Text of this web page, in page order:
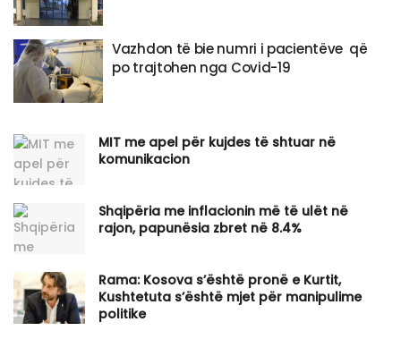
Vazhdon të bie numri i pacientëve që
po trajtohen nga Covid-19
MIT me apel për kujdes të shtuar në
komunikacion
Shqipëria me inflacionin më të ulët në
rajon, papunësia zbret në 8.4%
Rama: Kosova s’është pronë e Kurtit,
Kushtetuta s’është mjet për manipulime
politike